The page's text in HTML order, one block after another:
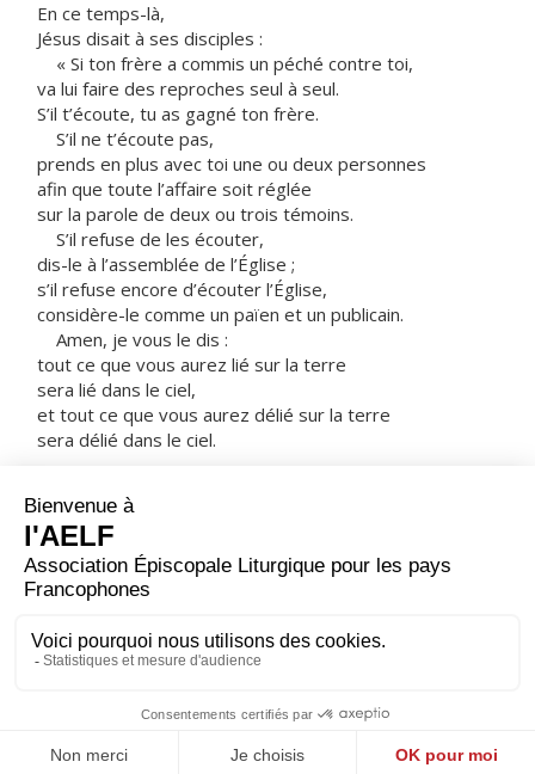
En ce temps-là,
Jésus disait à ses disciples :
« Si ton frère a commis un péché contre toi,
va lui faire des reproches seul à seul.
S’il t’écoute, tu as gagné ton frère.
S’il ne t’écoute pas,
prends en plus avec toi une ou deux personnes
afin que toute l’affaire soit réglée
sur la parole de deux ou trois témoins.
S’il refuse de les écouter,
dis-le à l’assemblée de l’Église ;
s’il refuse encore d’écouter l’Église,
considère-le comme un païen et un publicain.
Amen, je vous le dis :
tout ce que vous aurez lié sur la terre
sera lié dans le ciel,
et tout ce que vous aurez délié sur la terre
sera délié dans le ciel.
si deux d’entre vous sur la terre
se mettent d’accord pour demander quoi que ce soit,
ils l’obtiendront de mon Père qui est aux cieux.
En effet, quand deux ou trois sont réunis en mon
nom,
je suis là, au milieu d’eux. »
– Acclamons la Parole de Dieu.